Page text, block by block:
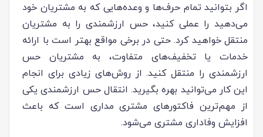
اگر بتوانید تمام حرف‌ها و وعده‌هایی که به مشتریان خود
می‌دهید را عملی کنید، حس ارزشمندی را به مشتریان
منتقل خواهید کرد. حتی در برخی مواقع بهتر است با ارائه
خدمات یا تخفیف‌های متفاوت، به مشتریان حس
ارزشمندی را منتقل کنید. از روش‌های زیادی برای انجام
این کار می‌توانید بهره بگیرید. انتقال حس ارزشمندی یکی
از مهم‌ترین فاکتورهای مشتری مداری است که باعث
افزایش وفاداری مشتری می‌شود.